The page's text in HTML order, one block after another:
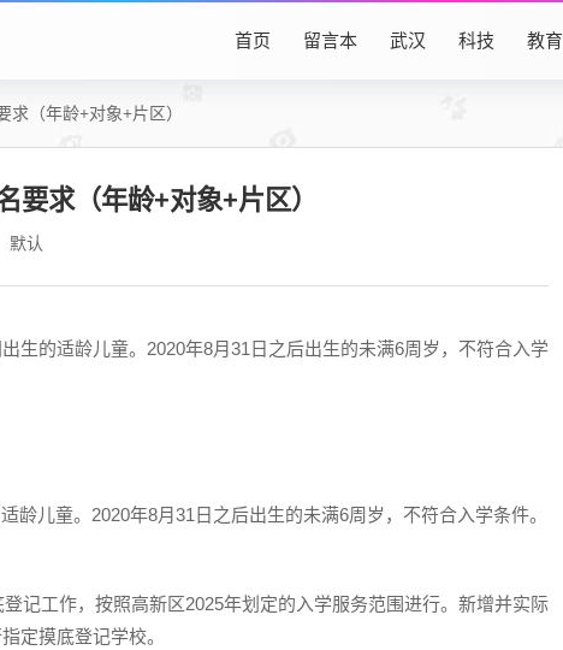
首页 留言本 武汉 科技 教育
（年龄+对象+片区）
要求（年龄+对象+片区）
默认
生的适龄儿童。2020年8月31日之后出生的未满6周岁，不符合入学
儿童。2020年8月31日之后出生的未满6周岁，不符合入学条件。
工作，按照高新区2025年划定的入学服务范围进行。新增并实际
定摸底登记学校。